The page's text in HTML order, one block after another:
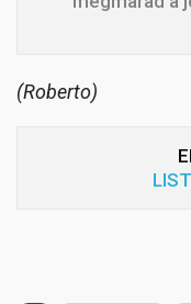
(Roberto)